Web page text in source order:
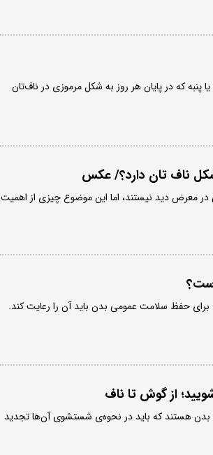
پنبه که در پایان هر روز به شکل مرموزی در ناف‌تان
ناف تان دارد؟/ عکس
معرض دید نیستند، اما این موضوع چیزی از اهمیت
حفظ سلامت عمومی بدن باید آن را رعایت کند.
بدن هستند که باید در نحوه‌ی شستشوی آن‌ها تجدید